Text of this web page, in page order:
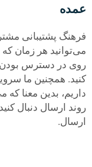
عمده
فرهنگ پشتیبانی
می‌توانید هر زمان
روی در دسترس بودن
کنید. همچنین ما
داریم، بدین معنا که
روند ارسال دنبال
ارسال.